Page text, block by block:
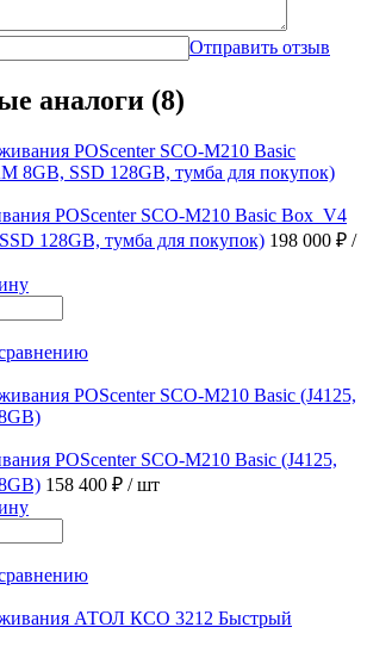
Отправить отзыв
аналоги (8)
POScenter SCO-M210 Basic Box_V4
128GB, тумба для покупок) 198 000 ₽ /
POScenter SCO-M210 Basic (J4125,
158 400 ₽ / шт
Быстрый